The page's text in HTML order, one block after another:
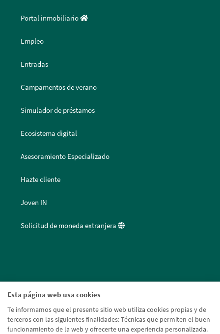
Esta página web usa cookies
Te informamos que el presente sitio web utiliza cookies propias y de
terceros con las siguientes finalidades: Técnicas que permiten el buen
funcionamiento de la web y ofrecerte una experiencia personalizada.
Portal inmobiliario
Empleo
Entradas
Campamentos de verano
Simulador de préstamos
Ecosistema digital
Asesoramiento Especializado
Hazte cliente
Joven IN
Solicitud de moneda extranjera